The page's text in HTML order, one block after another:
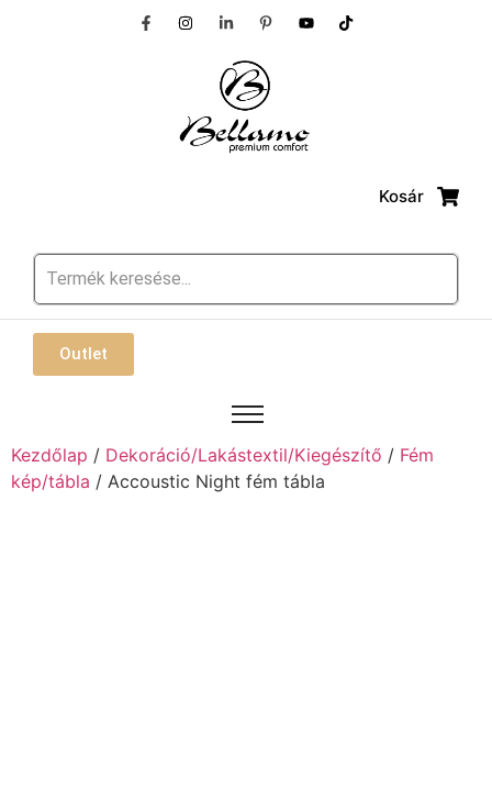
Kosár
Outlet
Kezdőlap / Dekoráció/Lakástextil/Kiegészítő / Fém
kép/tábla / Accoustic Night fém tábla